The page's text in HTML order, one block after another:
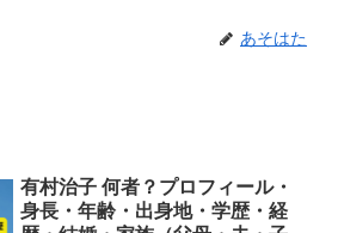
あそはた
有村治子 何者？プロフィール・
身長・年齢・出身地・学歴・経